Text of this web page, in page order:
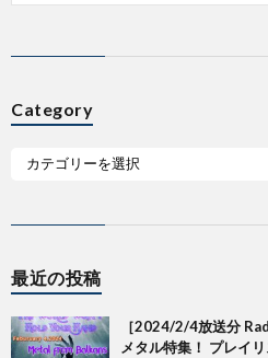
Category
最近の投稿
［2024/2/4放送分
メタル特集！ プレイ